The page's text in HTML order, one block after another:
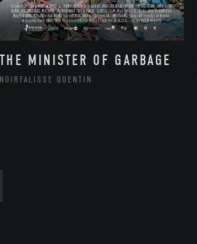
THE MINISTER OF GARBAGE
NOIRFALISSE QUENTIN